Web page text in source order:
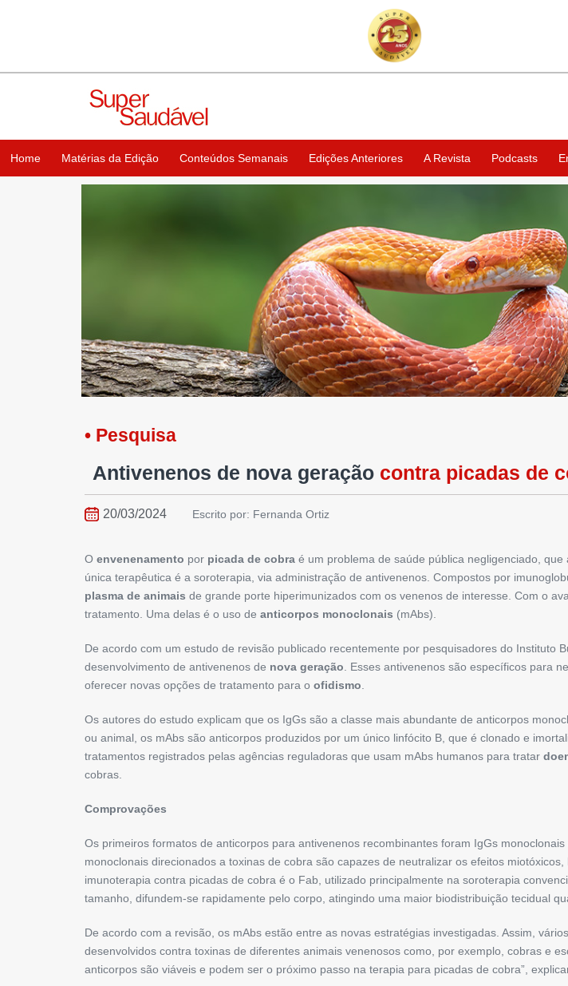
Home Matérias da Edição Conteúdos Semanais Edições Anteriores A Revista Podcasts
• Pesquisa
Antivenenos de nova geração contra picadas de
20/03/2024 Escrito por: Fernanda Ortiz
O envenenamento por picada de cobraé um problema de saúde pública negligenciado,
única terapêutica é a soroterapia, via administração de antivenenos. Compostos por
plasma de animais de grande porte hiperimunizados com os venenos de interesse. Com o
tratamento. Uma delas é o uso de anticorpos monoclonais (mAbs).
De acordo com um estudo de revisão publicado recentemente por pesquisadores do Instituto
desenvolvimento de antivenenos de nova geração. Esses antivenenos são específicos para
oferecer novas opções de tratamento para o ofidismo.
Os autores do estudo explicam que os IgGs são a classe mais abundante de anticorpos
ou animal, os mAbs são anticorpos produzidos por um único linfócito B, que é clonado e
tratamentos registrados pelas agências reguladoras que usam mAbs humanos para tratar
cobras.
Comprovações
Os primeiros formatos de anticorpos para antivenenos recombinantes foram IgGs
monoclonais direcionados a toxinas de cobra são capazes de neutralizar os efeitos
imunoterapia contra picadas de cobra é o Fab, utilizado principalmente na soroterapia
tamanho, difundem-se rapidamente pelo corpo, atingindo uma maior biodistribuição tecidual
De acordo com a revisão, os mAbs estão entre as novas estratégias investigadas. Assim,
desenvolvidos contra toxinas de diferentes animais venenosos como, por exemplo, cobras e
anticorpos são viáveis e podem ser o próximo passo na terapia para picadas de cobra”,